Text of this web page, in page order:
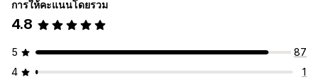
การให้คะแนนโดยรวม
4.8
5
87
4
1